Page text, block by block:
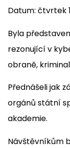
Datum: čtvrtek
Byla
rezonující v
obraně,
Přednášeli jak
orgánů státní
akademie.
Návštěvníkům